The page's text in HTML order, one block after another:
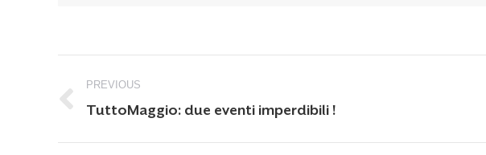
navigation
PREVIOUS
Previous
TuttoMaggio: due eventi imperdibili !